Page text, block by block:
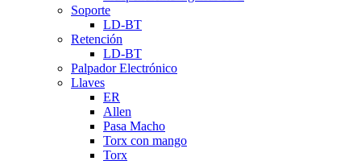
Soporte
LD-BT
Retención
LD-BT
Palpador Electrónico
Llaves
ER
Allen
Pasa Macho
Torx con mango
Torx